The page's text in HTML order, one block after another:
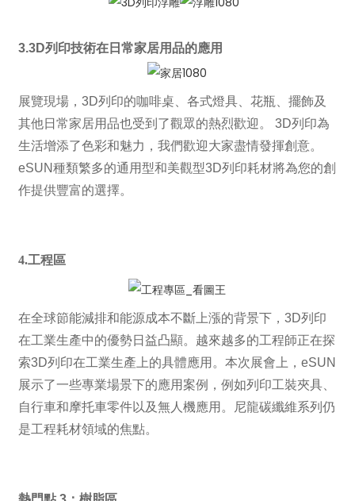
3.3D列印技術在日常家居用品的應用
展覽現場，3D列印的咖啡桌、各式燈具、花瓶、擺飾及
其他日常家居用品也受到了觀眾的熱烈歡迎。 3D列印為
生活增添了色彩和魅力，我們歡迎大家盡情發揮創意。
eSUN種類繁多的通用型和美觀型3D列印耗材將為您的創
作提供豐富的選擇。
4.工程區
在全球節能減排和能源成本不斷上漲的背景下，3D列印
在工業生產中的優勢日益凸顯。越來越多的工程師正在探
索3D列印在工業生產上的具體應用。本次展會上，eSUN
展示了一些專業場景下的應用案例，例如列印工裝夾具、
自行車和摩托車零件以及無人機應用。尼龍碳纖維系列仍
是工程耗材領域的焦點。